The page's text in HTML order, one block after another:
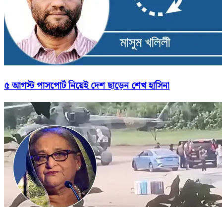
৫ আগস্ট পাসপোর্ট নিয়েই দেশ ছাড়েন শেখ হাসিনা